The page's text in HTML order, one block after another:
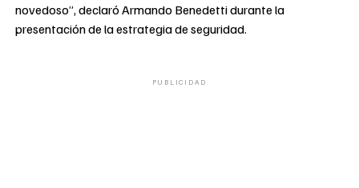
novedoso”, declaró Armando Benedetti durante la
presentación de la estrategia de seguridad.
PUBLICIDAD